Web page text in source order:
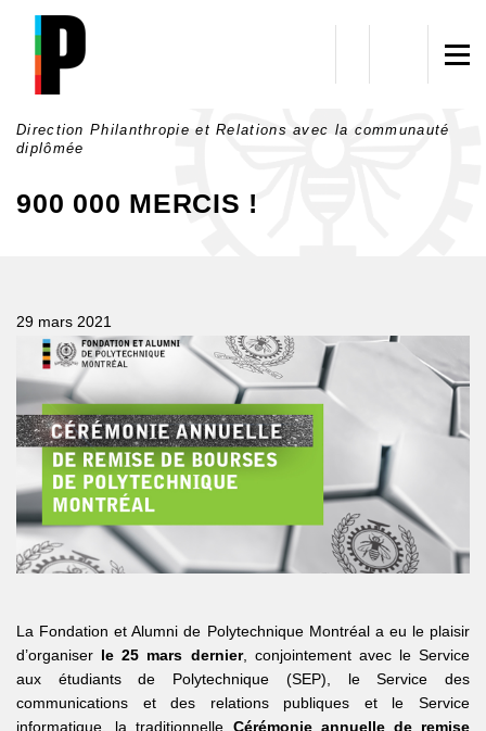
Aller au contenu principal
Direction Philanthropie et Relations avec la communauté
diplômée
900 000 MERCIS !
29 mars 2021
La Fondation et Alumni de Polytechnique Montréal a eu le plaisir
d’organiser le 25 mars dernier, conjointement avec le Service
aux étudiants de Polytechnique (SEP), le Service des
communications et des relations publiques et le Service
informatique, la traditionnelle Cérémonie annuelle de remise